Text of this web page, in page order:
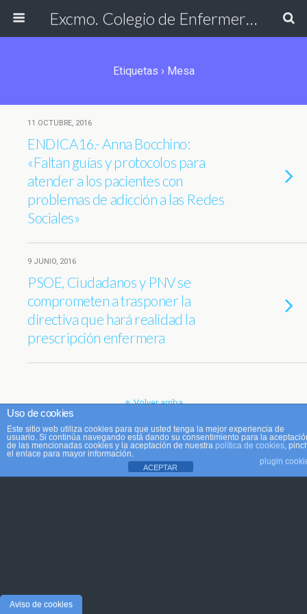
Excmo. Colegio de Enfermería de Cádiz
Etiquetas › Mesa
11 OCTUBRE, 2016
ENDICA16.- Anna Bocchino:
«Faltan guías y protocolos para
atender a los pacientes con
problemas de adicción a las Redes
Sociales»
9 JUNIO, 2016
PSOE, Ciudadanos y PNV se
comprometen a trasponer la
directiva que hará realidad la
prescripción enfermera
Volver arriba
Móvil Escritorio
Uso de cookies
Este sitio web utiliza cookies para que usted tenga la mejor experiencia de
usuario. Si continúa navegando está dando su consentimiento para la
de las mencionadas cookies y la aceptación de nuestra política de cookies,
el enlace para mayor información.
plugin
ACEPTAR
Aviso de cookies